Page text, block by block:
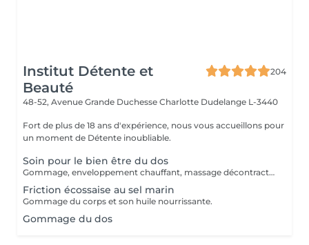
Institut Détente et
Beauté
204
48-52, Avenue Grande Duchesse Charlotte Dudelange L-3440
Fort de plus de 18 ans d'expérience, nous vous accueillons pour
un moment de Détente inoubliable.
Soin pour le bien être du dos
Gommage, enveloppement chauffant, massage décontractant.
Friction écossaise au sel marin
Gommage du corps et son huile nourrissante.
Gommage du dos